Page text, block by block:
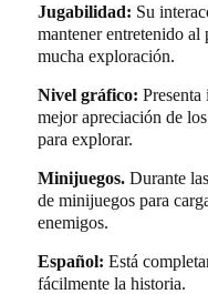
Jugabilidad: Su
mantener entretenido
mucha exploración.
Nivel gráfico: Presenta
mejor apreciación de
para explorar.
Minijuegos.Durante
de minijuegos para
enemigos.
Español: Está
fácilmente la historia.